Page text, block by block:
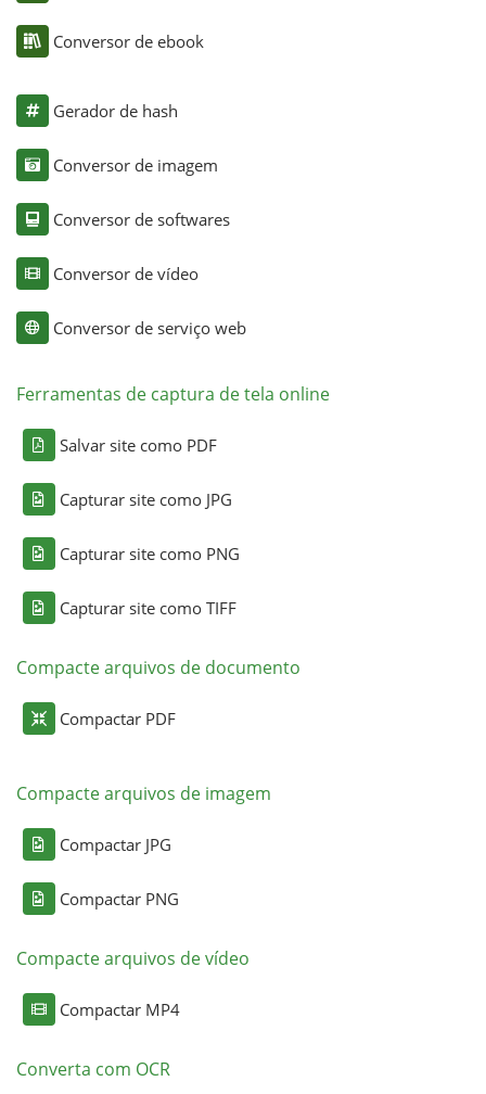
Conversor de ebook
Gerador de hash
Conversor de imagem
Conversor de softwares
Conversor de vídeo
Conversor de serviço web
Ferramentas de captura de tela online
Salvar site como PDF
Capturar site como JPG
Capturar site como PNG
Capturar site como TIFF
Compacte arquivos de documento
Compactar PDF
Compacte arquivos de imagem
Compactar JPG
Compactar PNG
Compacte arquivos de vídeo
Compactar MP4
Converta com OCR